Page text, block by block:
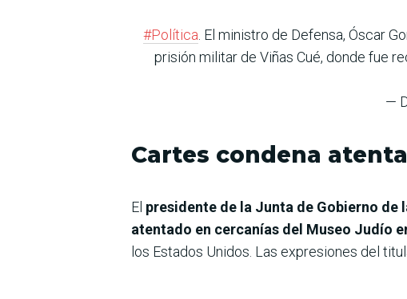
#Política . El ministro de Defensa, Óscar
prisión militar de Viñas Cué, donde fue
—
Cartes condena
El presidente de la Junta de Gobierno de
atentado en cercanías del Museo Judío
los Estados Unidos. Las expresiones del